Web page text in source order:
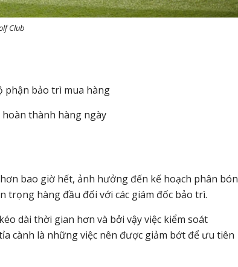
Club
phận bảo trì mua hàng
thành hàng ngày
bao giờ hết, ảnh hưởng đến kế hoạch phân bón
trọng hàng đầu đối với các giám đốc bảo trì.
dài thời gian hơn và bởi vậy việc kiểm soát
cành là những việc nên được giảm bớt để ưu tiên